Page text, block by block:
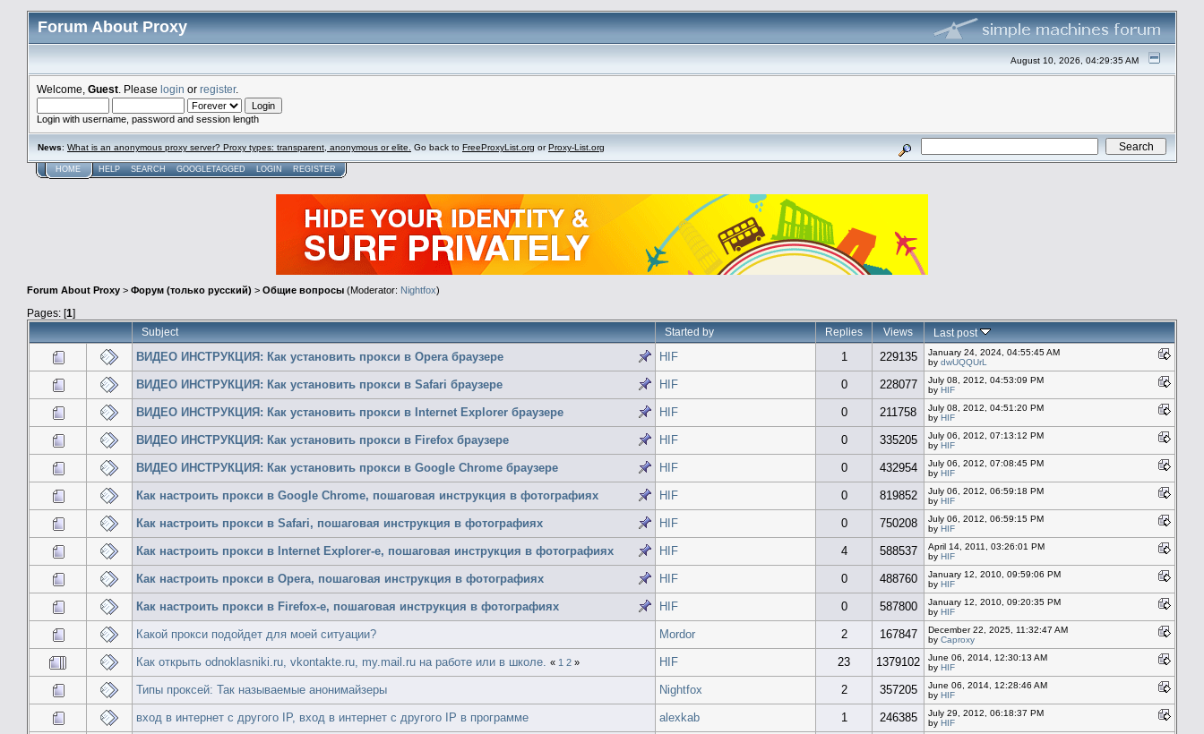
Forum About Proxy
August 10, 2026, 04:29:35 AM
Welcome, Guest . Please login or register.
Login with username, password and session length
News: What is an anonymous proxy server? Proxy types: transparent, anonymous or elite. Go back to FreeProxyList.org orProxy-List.org
HOME HELP SEARCH GOOGLETAGGED LOGIN REGISTER
Forum About Proxy > Форум (только русский) > Общие вопросы (Moderator: Nightfox)
Pages: [1]
Subject
Started by Replies Views Last post
ВИДЕО ИНСТРУКЦИЯ: Как установить прокси в Opera браузере HIF 1 229135
January 24, 2024, 04:55:45 AM
by dwUQQUrL
ВИДЕО ИНСТРУКЦИЯ: Как установить прокси в Safari браузере HIF 0 228077
July 08, 2012, 04:53:09 PM
by HIF
ВИДЕО ИНСТРУКЦИЯ: Как установить прокси в Internet Explorer браузере HIF 0 211758
July 08, 2012, 04:51:20 PM
by HIF
ВИДЕО ИНСТРУКЦИЯ: Как установить прокси в Firefox браузере HIF 0 335205
July 06, 2012, 07:13:12 PM
by HIF
ВИДЕО ИНСТРУКЦИЯ: Как установить прокси в Google Chrome браузере HIF 0 432954
July 06, 2012, 07:08:45 PM
by HIF
Как настроить прокси в Google Chrome, пошаговая инструкция в фотографиях HIF 0 819852
July 06, 2012, 06:59:18 PM
by HIF
Как настроить прокси в Safari, пошаговая инструкция в фотографиях HIF 0 750208
July 06, 2012, 06:59:15 PM
by HIF
Как настроить прокси в Internet Explorer-е, пошаговая инструкция в фотографиях HIF 4 588537
April 14, 2011, 03:26:01 PM
by HIF
Как настроить прокси в Opera, пошаговая инструкция в фотографиях HIF 0 488760
January 12, 2010, 09:59:06 PM
by HIF
Как настроить прокси в Firefox-е, пошаговая инструкция в фотографиях HIF 0 587800
January 12, 2010, 09:20:35 PM
by HIF
Какой прокси подойдет для моей ситуации? Mordor 2 167847
December 22, 2025, 11:32:47 AM
by Caproxy
Как открыть odnoklasniki.ru, vkontakte.ru, my.mail.ru на работе или в школе. « 1 2 » HIF 23 1379102
June 06, 2014, 12:30:13 AM
by HIF
Типы проксей: Так называемые анонимайзеры Nightfox 2 357205
June 06, 2014, 12:28:46 AM
by HIF
вход в интернет с другого IP, вход в интернет с другого IP в программе alexkab 1 246385
July 29, 2012, 06:18:37 PM
by HIF